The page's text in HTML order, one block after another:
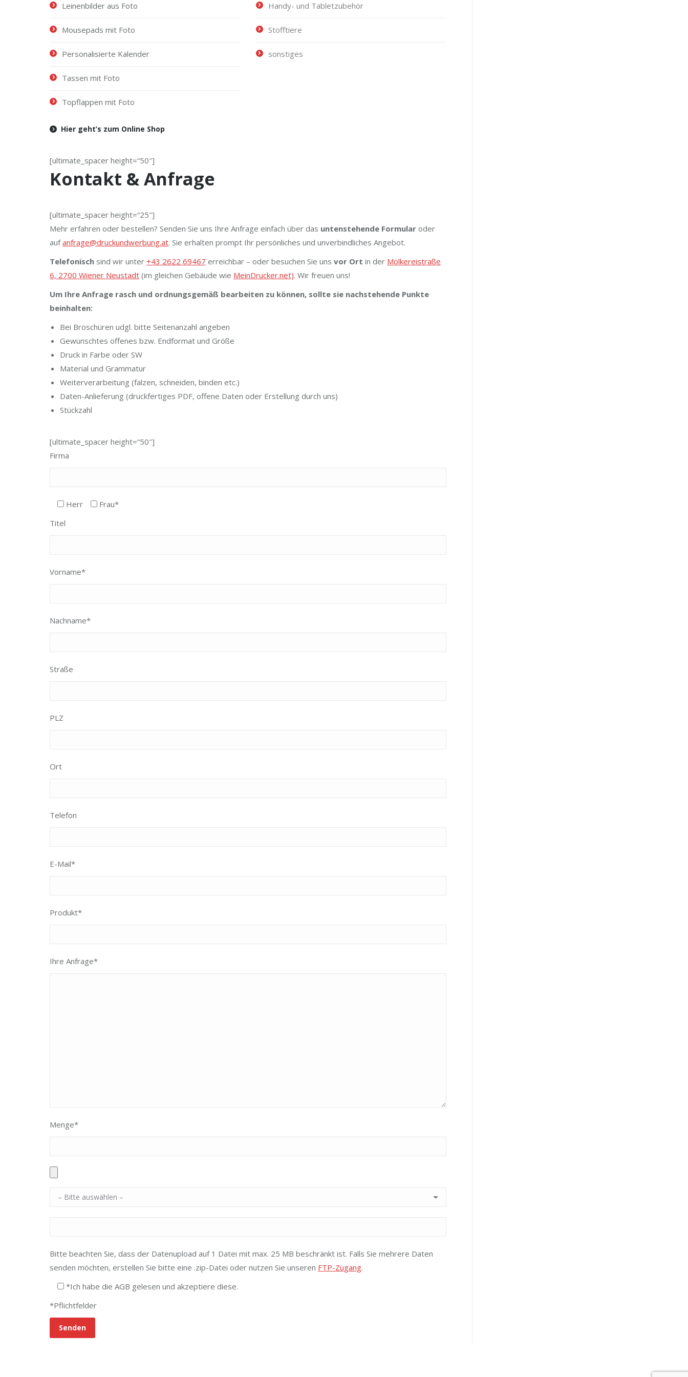
Leinenbilder aus Foto
Mousepads mit Foto
Personalisierte Kalender
Tassen mit Foto
Topflappen mit Foto
Handy- und Tabletzubehör
Stofftiere
sonstiges
Hier geht’s zum Online Shop
[ultimate_spacer height=“50″]
Kontakt & Anfrage
[ultimate_spacer height=“25″]
Mehr erfahren oder bestellen? Senden Sie uns Ihre Anfrage einfach über das untenstehende Formular oder
aufanfrage@druckundwerbung.at. Sie erhalten prompt Ihr persönliches und unverbindliches Angebot.
Telefonisch sind wir unter +43 2622 69467 erreichbar – oder besuchen Sie uns vor Ort in der Molkereistraße
6, 2700 Wiener Neustadt (im gleichen Gebäude wie MeinDrucker.net). Wir freuen uns!
Um Ihre Anfrage rasch und ordnungsgemäß bearbeiten zu können, sollte sie nachstehende Punkte
beinhalten:
Bei Broschüren udgl. bitte Seitenanzahl angeben
Gewünschtes offenes bzw. Endformat und Größe
Druck in Farbe oder SW
Material und Grammatur
Weiterverarbeitung (falzen, schneiden, binden etc.)
Daten-Anlieferung (druckfertiges PDF, offene Daten oder Erstellung durch uns)
Stückzahl
[ultimate_spacer height=“50″]
Firma
Herr
Frau*
Titel
Vorname*
Nachname*
Straße
PLZ
Ort
Telefon
E-Mail*
Produkt*
Ihre Anfrage*
Menge*
Bitte beachten Sie, dass der Datenupload auf 1 Datei mit max. 25 MB beschränkt ist. Falls Sie mehrere Daten
senden möchten, erstellen Sie bitte eine .zip-Datei oder nutzen Sie unseren FTP-Zugang.
*Ich habe die AGB gelesen und akzeptiere diese.
*Pflichtfelder